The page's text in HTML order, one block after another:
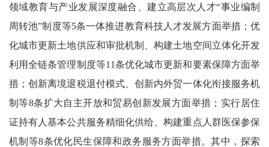
领域教育与产业发展深度融合、建立高层次人才“事业编制
周转池”制度等5条一体推进教育科技人才发展方面举措；优
化城市更新土地供应和审批机制、构建土地空间立体化开发
利用全链条管理制度等11条优化城市更新和要素保障方面举
措；创新离境退税退付模式、创新内外贸一体化衔接服务机
制等8条扩大自主开放和贸易创新发展方面举措；实行居住
证持有人基本公共服务精细化供给、构建重点人群医保参保
机制等8条优化民生保障和政务服务方面举措。其中，探索